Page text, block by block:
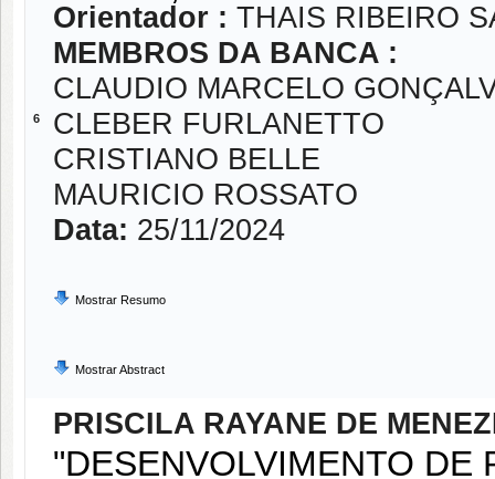
6
Orientador : THAIS RIBEIRO
MEMBROS DA BANCA :
CLAUDIO MARCELO
CLEBER FURLANETTO
CRISTIANO BELLE
MAURICIO ROSSATO
Data: 25/11/2024
Mostrar Resumo
Mostrar Abstract
PRISCILA RAYANE DE
"DESENVOLVIMENTO DE